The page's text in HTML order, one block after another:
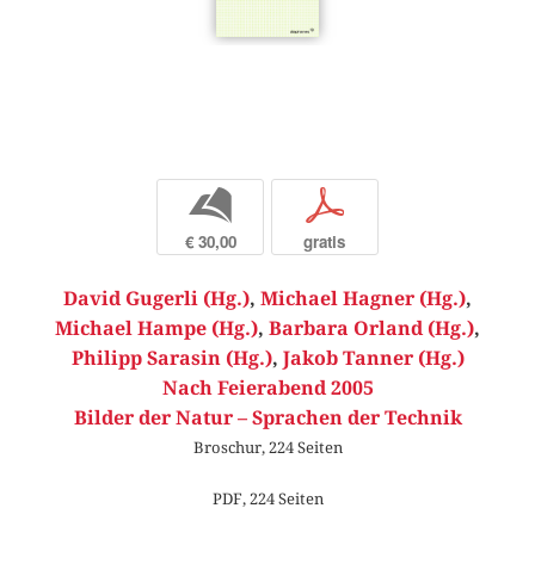
b
€ 30,00
p
gratis
David Gugerli (Hg.), Michael Hagner (Hg.),
Michael Hampe (Hg.), Barbara Orland (Hg.),
Philipp Sarasin (Hg.), Jakob Tanner (Hg.)
Nach Feierabend 2005
Bilder der Natur – Sprachen der Technik
Broschur, 224 Seiten
PDF, 224 Seiten